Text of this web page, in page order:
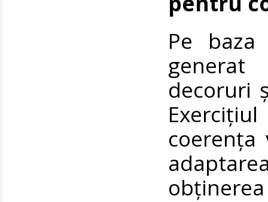
Pe
generat
decoruri
coerența